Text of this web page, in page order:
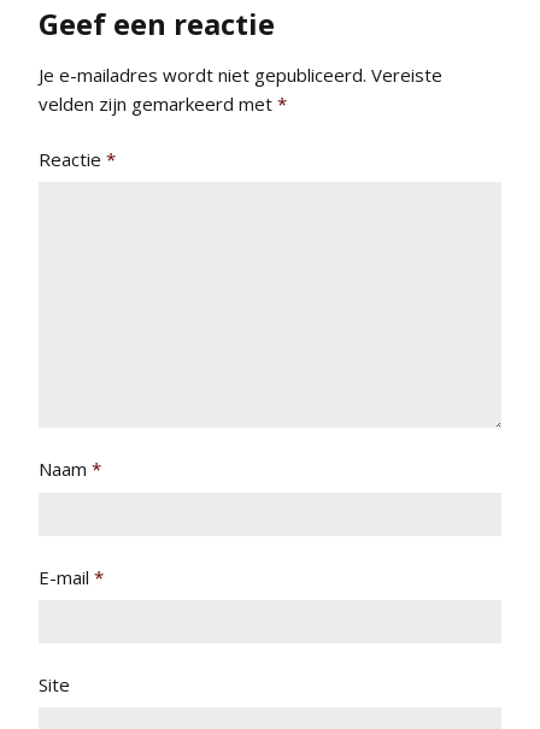
Geef een reactie
Je e-mailadres wordt niet gepubliceerd. Vereiste
velden zijn gemarkeerd met *
Reactie *
Naam *
E-mail *
Site